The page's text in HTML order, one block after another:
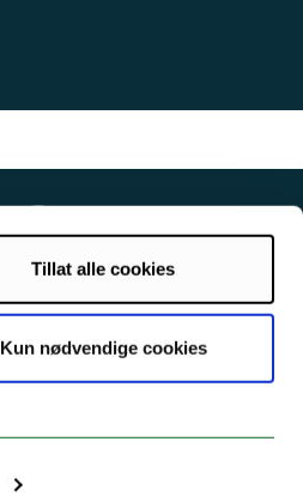
Tillat alle cookies
Kun nødvendige cookies